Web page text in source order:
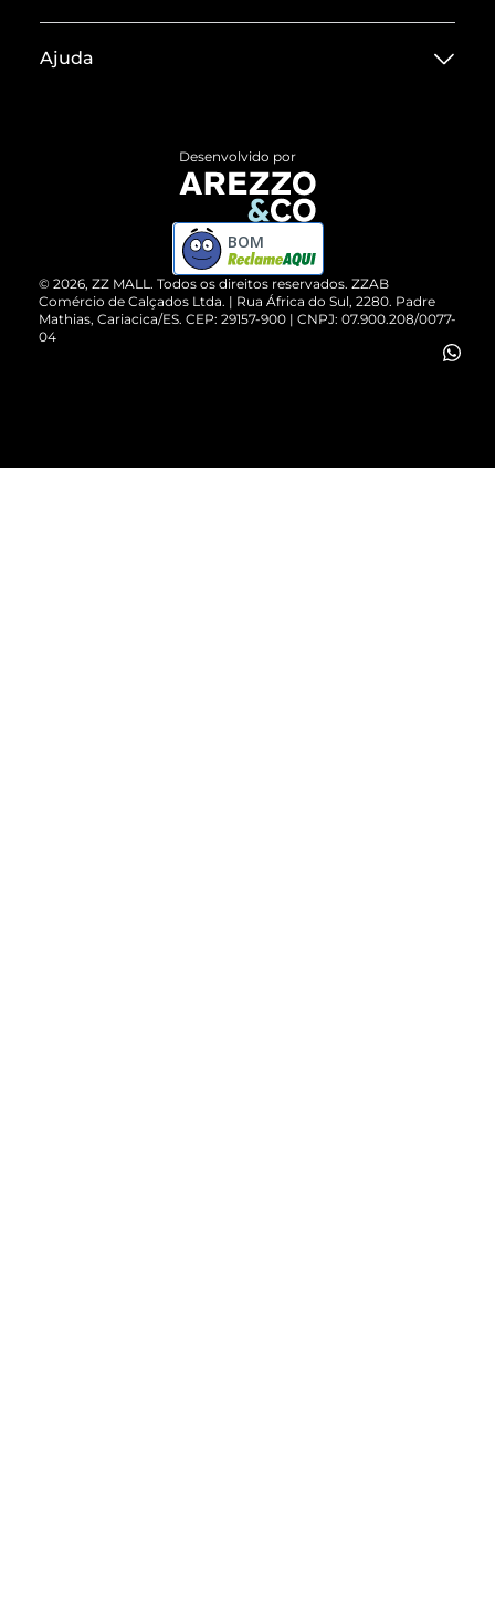
Termos de Uso
ZZ MALL é confiável
Cartão Presente
Vendas Corporativas
Ajuda
Devolução do Produto
Compre pelo WhatsApp
© 2026, ZZ MALL. Todos os direitos reservados. ZZAB
Comércio de Calçados Ltda. | Rua África do Sul, 2280. Padre
Mathias, Cariacica/ES. CEP: 29157-900 | CNPJ: 07.900.208/0077-
04
Desenvolvido por
BOM